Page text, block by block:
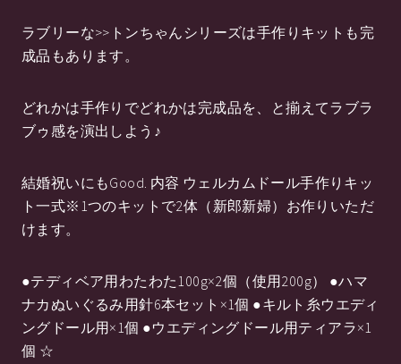
ラブリーな>>トンちゃんシリーズは手作りキットも完
成品もあります。
どれかは手作りでどれかは完成品を、と揃えてラブラ
ブゥ感を演出しよう♪
結婚祝いにもGood. 内容 ウェルカムドール手作りキッ
ト一式※1つのキットで2体（新郎新婦）お作りいただ
けます。
●テディベア用わたわた100g×2個（使用200g） ●ハマ
ナカぬいぐるみ用針6本セット×1個 ●キルト糸ウエディ
ングドール用×1個 ●ウエディングドール用ティアラ×1
個 ☆